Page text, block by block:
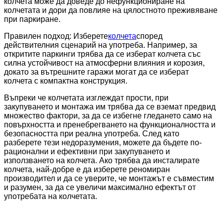
колчетата и дори да повлияе на цялостното преживяване
при паркиране.
Правилен подход: Изберетеколчетаспоред
действителния сценарий на употреба. Например, за
откритите паркинги трябва да се изберат колчета със
силна устойчивост на атмосферни влияния и корозия,
докато за вътрешните гаражи могат да се изберат
колчета с компактна конструкция.
Въпреки че колчетата изглеждат прости, при
закупуването и монтажа им трябва да се вземат предвид
множество фактори, за да се избегне гледането само на
повърхността и пренебрегването на функционалността и
безопасността при реална употреба. След като
разберете тези недоразумения, можете да бъдете по-
рационални и ефективни при закупуването и
използването на колчета. Ако трябва да инсталирате
колчета, най-добре е да изберете реномиран
производител и да се уверите, че монтажът е съвместим
и разумен, за да се увеличи максимално ефектът от
употребата на колчетата.